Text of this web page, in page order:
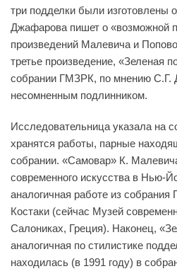
три подделки были изготовлены
Джафарова пишет о «возможной
произведений Малевича и
третье произведение, «Зеленая
собрании ГМЗРК, по мнению С.Г.
несомненным подлинником.
Исследовательница указала на
хранятся работы, парные
собрании. «Самовар» К.
современного искусства в Нью-
аналогичная работе из
Костаки (сейчас Музей
Салониках, Греция). Наконец,
аналогичная по стилистике
находилась (в 1991 году) в